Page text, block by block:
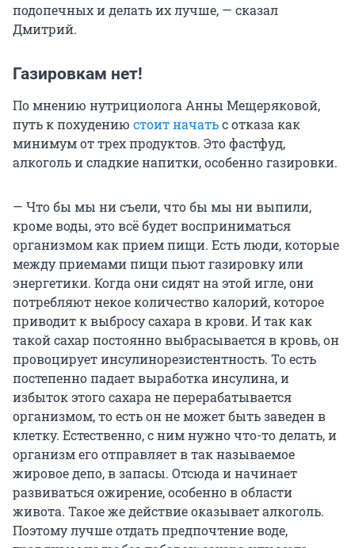
подопечных и делать их лучше, — сказал
Дмитрий.
Газировкам нет!
По мнению нутрициолога Анны Мещеряковой,
путь к похудению стоит начатьс отказа как
минимум от трех продуктов. Это фастфуд,
алкоголь и сладкие напитки, особенно газировки.
— Что бы мы ни съели, что бы мы ни выпили,
кроме воды, это всё будет восприниматься
организмом как прием пищи. Есть люди, которые
между приемами пищи пьют газировку или
энергетики. Когда они сидят на этой игле, они
потребляют некое количество калорий, которое
приводит к выбросу сахара в крови. И так как
такой сахар постоянно выбрасывается в кровь, он
провоцирует инсулинорезистентность. То есть
постепенно падает выработка инсулина, и
избыток этого сахара не перерабатывается
организмом, то есть он не может быть заведен в
клетку. Естественно, с ним нужно что-то делать, и
организм его отправляет в так называемое
жировое депо, в запасы. Отсюда и начинает
развиваться ожирение, особенно в области
живота. Такое же действие оказывает алкоголь.
Поэтому лучше отдать предпочтение воде,